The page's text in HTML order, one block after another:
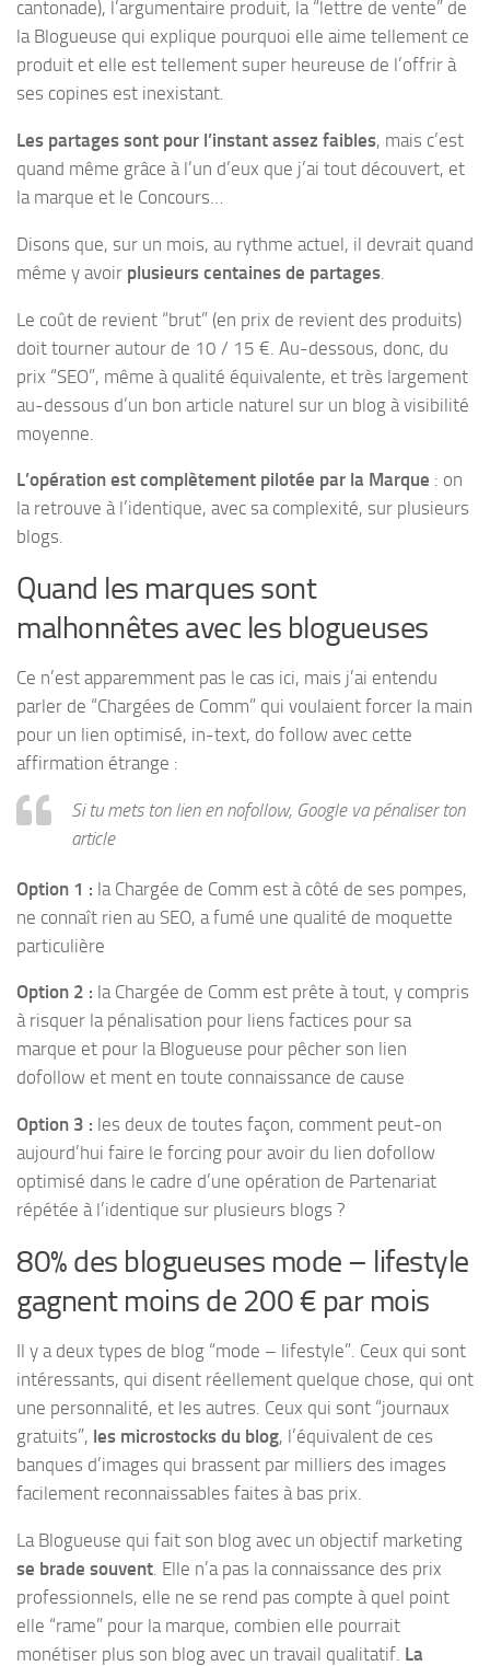
cantonade), l’argumentaire produit, la “lettre de vente” de
la Blogueuse qui explique pourquoi elle aime tellement ce
produit et elle est tellement super heureuse de l’offrir à
ses copines est inexistant.
Les partages sont pour l’instant assez faibles, mais c’est
quand même grâce à l’un d’eux que j’ai tout découvert, et
la marque et le Concours…
Disons que, sur un mois, au rythme actuel, il devrait quand
même y avoir plusieurs centaines de partages
Le coût de revient “brut” (en prix de revient des produits)
doit tourner autour de 10 / 15 €. Au-dessous, donc, du
prix “SEO”, même à qualité équivalente, et très largement
au-dessous d’un bon article naturel sur un blog à visibilité
moyenne.
L’opération est complètement pilotée par la Marque : on
la retrouve à l’identique, avec sa complexité, sur plusieurs
blogs.
Quand les marques sont
malhonnêtes avec les blogueuses
Ce n’est apparemment pas le cas ici, mais j’ai entendu
parler de “Chargées de Comm” qui voulaient forcer la main
pour un lien optimisé, in-text, do follow avec cette
affirmation étrange :
Si tu mets ton lien en nofollow, Google va pénaliser ton
article
Option 1 : la Chargée de Comm est à côté de ses pompes,
ne connaît rien au SEO, a fumé une qualité de moquette
particulière
Option 2 : la Chargée de Comm est prête à tout, y compris
à risquer la pénalisation pour liens factices pour sa
marque et pour la Blogueuse pour pêcher son lien
dofollow et ment en toute connaissance de cause
Option 3 : les deux de toutes façon, comment peut-on
aujourd’hui faire le forcing pour avoir du lien dofollow
optimisé dans le cadre d’une opération de Partenariat
répétée à l’identique sur plusieurs blogs ?
80% des blogueuses mode – lifestyle
gagnent moins de 200 € par mois
Il y a deux types de blog “mode – lifestyle”. Ceux qui sont
intéressants, qui disent réellement quelque chose, qui ont
une personnalité, et les autres. Ceux qui sont “journaux
gratuits”, les microstocks du blog, l’équivalent de ces
banques d’images qui brassent par milliers des images
facilement reconnaissables faites à bas prix.
La Blogueuse qui fait son blog avec un objectif marketing
se brade souvent . Elle n’a pas la connaissance des prix
professionnels, elle ne se rend pas compte à quel point
elle “rame” pour la marque, combien elle pourrait
monétiser plus son blog avec un travail qualitatif. La